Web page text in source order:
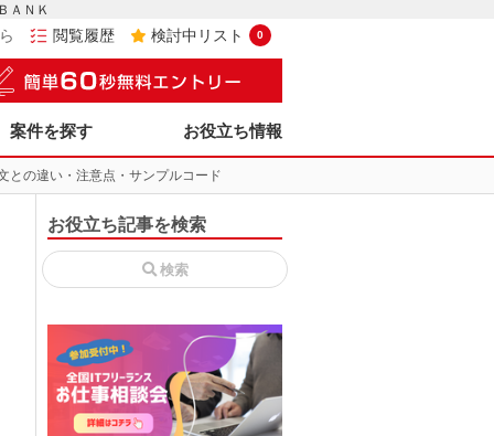
ＡＮＫ
閲覧履歴 検討中リスト 0
案件を探す お役立ち情報
の違い・注意点・サンプルコード
お役立ち記事を検索